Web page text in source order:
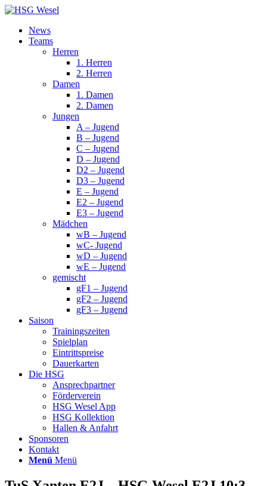
News
Teams
Herren
1. Herren
2. Herren
Damen
1. Damen
2. Damen
Jungen
A – Jugend
B – Jugend
C – Jugend
D – Jugend
D2 – Jugend
D3 – Jugend
E – Jugend
E2 – Jugend
E3 – Jugend
Mädchen
wB – Jugend
wC- Jugend
wD – Jugend
wE – Jugend
gemischt
gF1 – Jugend
gF2 – Jugend
gF3 – Jugend
Saison
Trainingszeiten
Spielplan
Eintrittspreise
Dauerkarten
Die HSG
Ansprechpartner
Förderverein
HSG Wesel App
HSG Kollektion
Hallen & Anfahrt
Sponsoren
Kontakt
Menü Menü